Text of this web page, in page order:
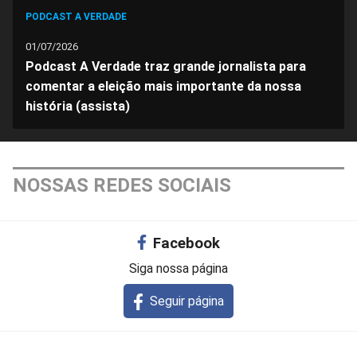
PODCAST A VERDADE
01/07/2026
Podcast A Verdade traz grande jornalista para
comentar a eleição mais importante da nossa
história (assista)
NOSSAS REDES SOCIAIS
Facebook
Siga nossa página
Seguir página